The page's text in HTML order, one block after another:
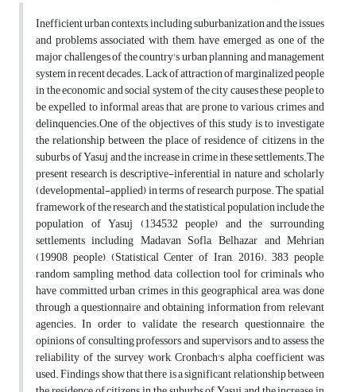
Inefficient urban contexts, including suburbanization and the issues
and problems associated with them, have emerged as one of the
major challenges of the country's urban planning and management
system in recent decades. Lack of attraction of marginalized people
in the economic and social system of the city causes these people to
be expelled to informal areas that are prone to various crimes and
delinquencies.One of the objectives of this study is to investigate
the relationship between the place of residence of citizens in the
suburbs of Yasuj and the increase in crime in these settlements.The
present research is descriptive-inferential in nature and scholarly
(developmental-applied) in terms of research purpose. The spatial
framework of the research and the statistical population include the
population of Yasuj (134532 people) and the surrounding
settlements including Madavan Sofla, Belhazar and Mehrian
(19908 people) (Statistical Center of Iran, 2016). 383 people,
random sampling method, data collection tool for criminals who
have committed urban crimes in this geographical area, was done
through a questionnaire and obtaining information from relevant
agencies. In order to validate the research questionnaire, the
opinions of consulting professors and supervisors and to assess the
reliability of the survey work, Cronbach's alpha coefficient was
used. Findings show that there is a significant relationship between